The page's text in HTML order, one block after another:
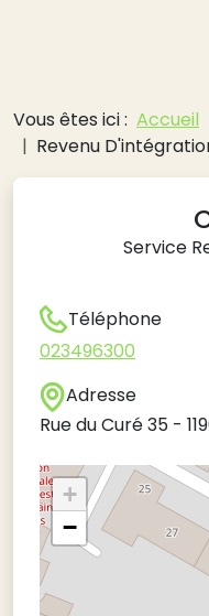
Fil d'Ariane
Vous êtes ici : Accueil
Revenu
Service
Téléphone
023496300
Adresse
Rue du Curé 35 -
+
−